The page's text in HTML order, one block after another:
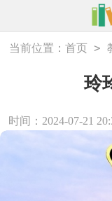
当前位置：首页 >
玲
时间：2024-07-21